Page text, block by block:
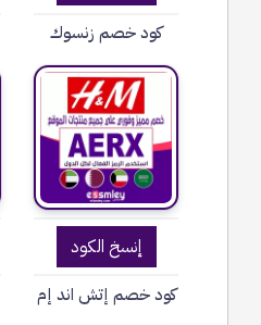
كود خصم زنسوك
إنسخ الكود
كود خصم إتش اند إم